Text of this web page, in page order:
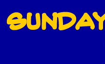
to
content